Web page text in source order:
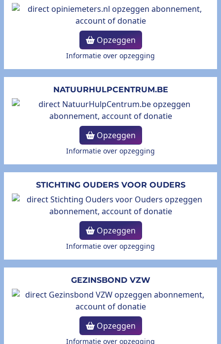
Opzeggen
Informatie over opzegging
NATUURHULPCENTRUM.BE
Opzeggen
Informatie over opzegging
STICHTING OUDERS VOOR OUDERS
Opzeggen
Informatie over opzegging
GEZINSBOND VZW
Opzeggen
Informatie over opzegging